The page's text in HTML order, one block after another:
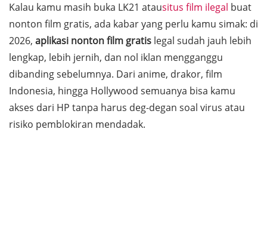
Kalau kamu masih buka LK21 atausitus film ilegal buat
nonton film gratis, ada kabar yang perlu kamu simak: di
2026, aplikasi nonton film gratis legal sudah jauh lebih
lengkap, lebih jernih, dan nol iklan mengganggu
dibanding sebelumnya. Dari anime, drakor, film
Indonesia, hingga Hollywood semuanya bisa kamu
akses dari HP tanpa harus deg-degan soal virus atau
risiko pemblokiran mendadak.